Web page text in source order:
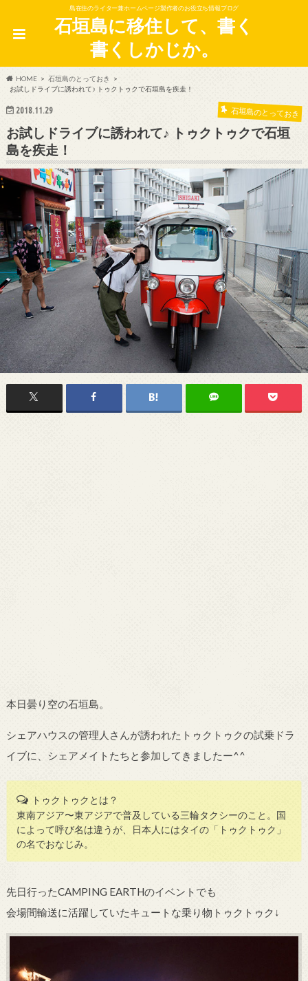
島在住のライター兼ホームページ製作者のお役立ち情報ブログ
石垣島に移住して、書く
書くしかじか。
HOME
石垣島のとっておき
お試しドライブに誘われて♪ トゥクトゥクで石垣島を疾走！
2018.11.29 石垣島のとっておき
お試しドライブに誘われて♪ トゥクトゥクで石垣
島を疾走！
本日曇り空の石垣島。
シェアハウスの管理人さんが誘われたトゥクトゥクの試乗ドラ
イブに、シェアメイトたちと参加してきましたー^^
トゥクトゥクとは？
東南アジア〜東アジアで普及している三輪タクシーのこと。国
によって呼び名は違うが、日本人にはタイの「トゥクトゥク」
の名でおなじみ。
先日行ったCAMPING EARTHのイベントでも
会場間輸送に活躍していたキュートな乗り物トゥクトゥク↓